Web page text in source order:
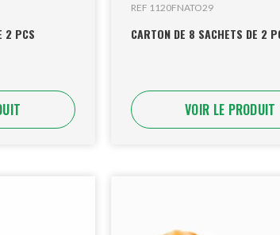
2 PCS
REF 1120FNATO29
CARTON DE 8 SACHETS DE 2
VOIR LE PRODUIT